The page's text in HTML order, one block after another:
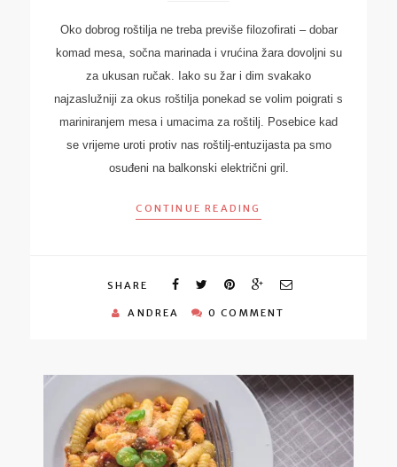
Oko dobrog roštilja ne treba previše filozofirati – dobar
komad mesa, sočna marinada i vrućina žara dovoljni su
za ukusan ručak. Iako su žar i dim svakako
najzaslužniji za okus roštilja ponekad se volim poigrati s
mariniranjem mesa i umacima za roštilj. Posebice kad
se vrijeme uroti protiv nas roštilj-entuzijasta pa smo
osuđeni na balkonski električni gril.
CONTINUE READING
SHARE
ANDREA 0 COMMENT